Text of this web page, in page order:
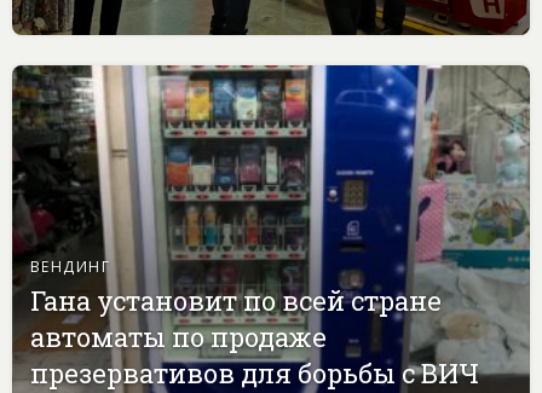
ВЕНДИНГ
Гана установит по всей стране
автоматы по продаже
презервативов для борьбы с ВИЧ